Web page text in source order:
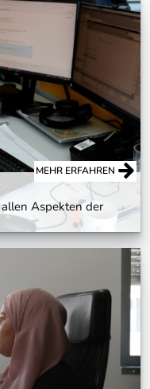
Aspekten der
MEHR ERFAHREN